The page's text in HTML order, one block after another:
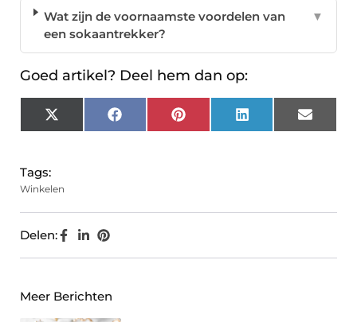
Wat zijn de voornaamste voordelen van
een sokaantrekker?
▼
Goed artikel? Deel hem dan op:
X
(Twitter)
FacebookPinterest LinkedIn Email
Tags:
Winkelen
Delen:
Meer Berichten